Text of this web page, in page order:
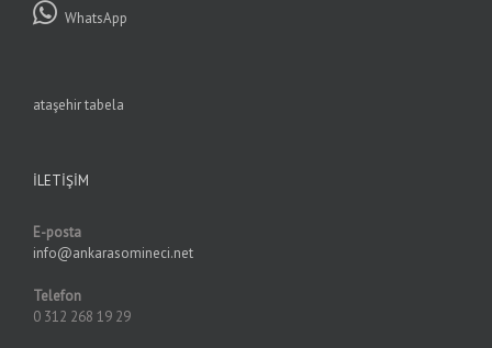
WhatsApp
ataşehir tabela
İLETIŞIM
E-posta
info@ankarasomineci.net
Telefon
0 312 268 19 29